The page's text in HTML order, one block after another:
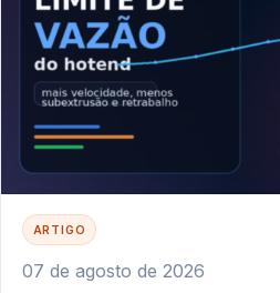
ARTIGO
07 de agosto de 2026